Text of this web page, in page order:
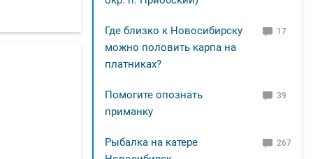
Где близко к Новосибирску
можно половить карпа на
платниках?
17
Помогите опознать
приманку
39
Рыбалка на катере
267